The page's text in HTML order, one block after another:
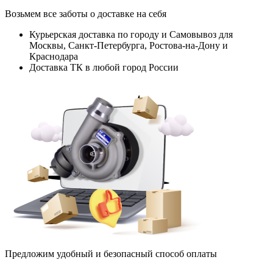
Возьмем все заботы о доставке на себя
Курьерская доставка по городу и Самовывоз для
Москвы, Санкт-Петербурга, Ростова-на-Дону и
Краснодара
Доставка ТК в любой город России
Предложим удобный и безопасный способ оплаты